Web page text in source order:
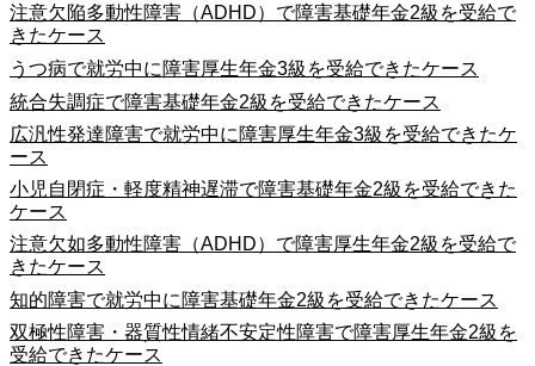
注意欠陥多動性障害（ADHD）で障害基礎年金2級を受給で
きたケース
うつ病で就労中に障害厚生年金3級を受給できたケース
統合失調症で障害基礎年金2級を受給できたケース
広汎性発達障害で就労中に障害厚生年金3級を受給できたケ
ース
小児自閉症・軽度精神遅滞で障害基礎年金2級を受給できた
ケース
注意欠如多動性障害（ADHD）で障害厚生年金2級を受給で
きたケース
知的障害で就労中に障害基礎年金2級を受給できたケース
双極性障害・器質性情緒不安定性障害で障害厚生年金2級を
受給できたケース